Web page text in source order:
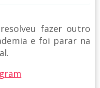
fazer outro
e foi parar na